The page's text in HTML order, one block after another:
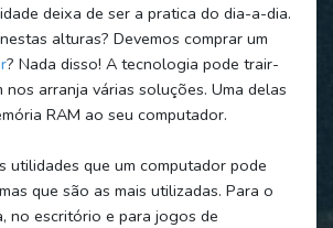
deixa de ser a pratica do dia-a-dia.
alturas? Devemos comprar um
? Nada disso! A tecnologia pode trair-
nos arranja várias soluções. Uma delas
RAM ao seu computador.
utilidades que um computador pode
que são as mais utilizadas. Para o
no escritório e para jogos de